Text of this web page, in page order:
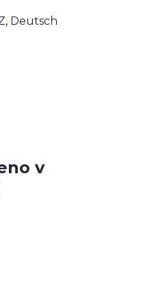
Deutsch
v